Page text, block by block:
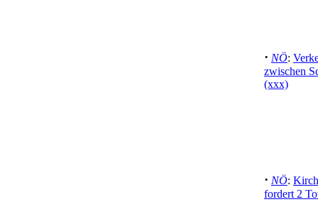
· NÖ:
zwischen
(xxx)
· NÖ:
fordert 2